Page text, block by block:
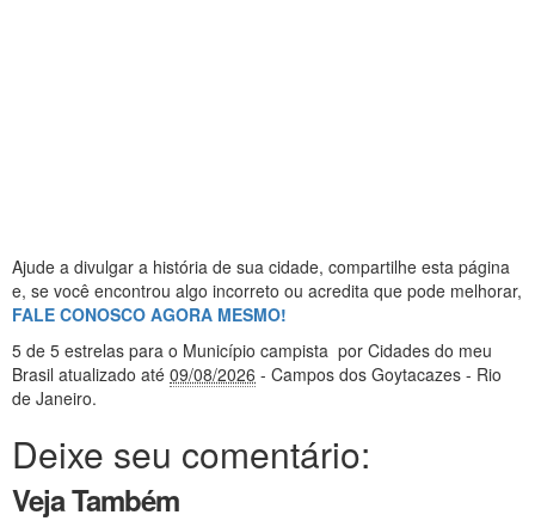
Ajude a divulgar a história de sua cidade, compartilhe esta página
e, se você encontrou algo incorreto ou acredita que pode melhorar,
FALE CONOSCO AGORA MESMO!
5 de 5 estrelas para o Município campista por Cidades do meu
Brasil atualizado até 09/08/2026 - Campos dos Goytacazes - Rio
de Janeiro.
Deixe seu comentário:
Veja Também